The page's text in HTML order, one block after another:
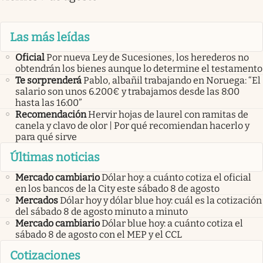
Las más leídas
OficialPor nueva Ley de Sucesiones, los herederos no
obtendrán los bienes aunque lo determine el testamento
Te sorprenderáPablo, albañil trabajando en Noruega: “El
salario son unos 6.200€ y trabajamos desde las 8:00
hasta las 16:00”
RecomendaciónHervir hojas de laurel con ramitas de
canela y clavo de olor | Por qué recomiendan hacerlo y
para qué sirve
Últimas noticias
Mercado cambiarioDólar hoy: a cuánto cotiza el oficial
en los bancos de la City este sábado 8 de agosto
MercadosDólar hoy y dólar blue hoy: cuál es la cotización
del sábado 8 de agosto minuto a minuto
Mercado cambiarioDólar blue hoy: a cuánto cotiza el
sábado 8 de agosto con el MEP y el CCL
Cotizaciones